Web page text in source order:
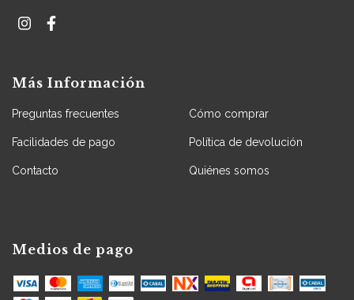
Más Información
Preguntas frecuentes Cómo comprar
Facilidades de pago Política de devolución
Contacto Quiénes somos
Medios de pago